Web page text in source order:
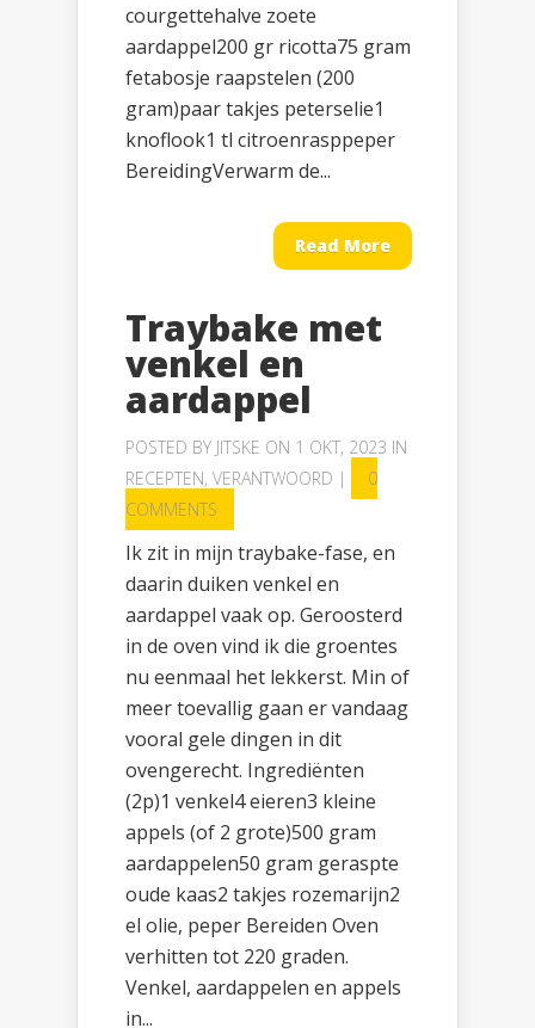
courgettehalve zoete
aardappel200 gr ricotta75 gram
fetabosje raapstelen (200
gram)paar takjes peterselie1
knoflook1 tl citroenrasppeper
BereidingVerwarm de...
Read More
Traybake met
venkel en
aardappel
POSTED BY JITSKE ON 1 OKT, 2023 IN
RECEPTEN, VERANTWOORD |
0
COMMENTS
Ik zit in mijn traybake-fase, en
daarin duiken venkel en
aardappel vaak op. Geroosterd
in de oven vind ik die groentes
nu eenmaal het lekkerst. Min of
meer toevallig gaan er vandaag
vooral gele dingen in dit
ovengerecht. Ingrediënten
(2p)1 venkel4 eieren3 kleine
appels (of 2 grote)500 gram
aardappelen50 gram geraspte
oude kaas2 takjes rozemarijn2
el olie, peper Bereiden Oven
verhitten tot 220 graden.
Venkel, aardappelen en appels
in...